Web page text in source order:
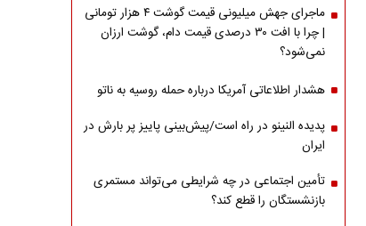
ماجرای جهش میلیونی قیمت گوشت ۴ هزار تومانی
| چرا با افت ۳۰ درصدی قیمت دام، گوشت ارزان
نمی‌شود؟
هشدار اطلاعاتی آمریکا درباره حمله روسیه به ناتو
پدیده النینو در راه است/پیش‌بینی پاییز پر بارش در
ایران
تأمین اجتماعی در چه شرایطی می‌تواند مستمری
بازنشستگان را قطع کند؟